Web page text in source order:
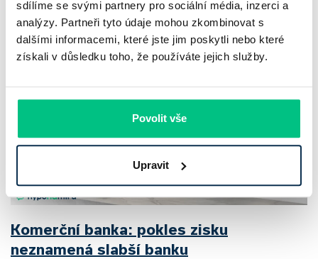
sdílíme se svými partnery pro sociální média, inzerci a
analýzy. Partneři tyto údaje mohou zkombinovat s
dalšími informacemi, které jste jim poskytli nebo které
získali v důsledku toho, že používáte jejich služby.
Povolit vše
Upravit
Pavel Pohanka |aktualizováno: 04.08.2026
4 minuty k přečtení
Komerční banka: pokles zisku
neznamená slabší banku